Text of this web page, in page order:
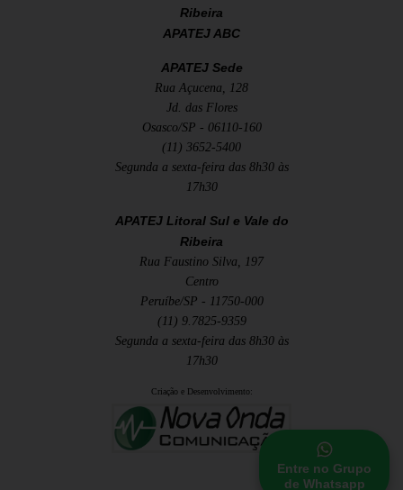
Ribeira
APATEJ ABC
APATEJ Sede
Rua Açucena, 128
Jd. das Flores
Osasco/SP - 06110-160
(11) 3652-5400
Segunda a sexta-feira das 8h30 às
17h30
APATEJ Litoral Sul e Vale do
Ribeira
Rua Faustino Silva, 197
Centro
Peruíbe/SP - 11750-000
(11) 9.7825-9359
Segunda a sexta-feira das 8h30 às
17h30
Criação e Desenvolvimento:
Entre no Grupo
de Whatsapp